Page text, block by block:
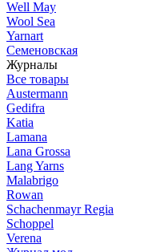
Well May
Wool Sea
Yarnart
Семеновская
Журналы
Все товары
Austermann
Gedifra
Katia
Lamana
Lana Grossa
Lang Yarns
Malabrigo
Rowan
Schachenmayr Regia
Schoppel
Verena